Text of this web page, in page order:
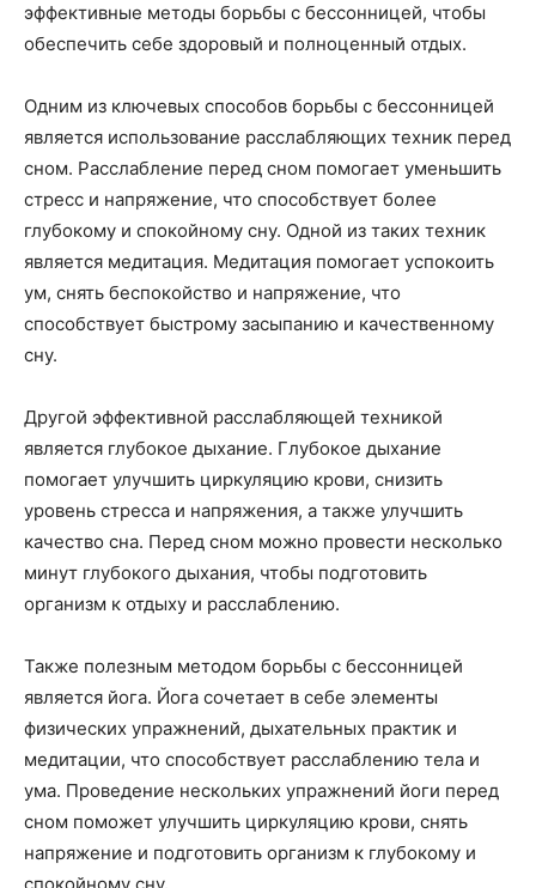
эффективные методы борьбы с бессонницей, чтобы
обеспечить себе здоровый и полноценный отдых.
Одним из ключевых способов борьбы с бессонницей
является использование расслабляющих техник перед
сном. Расслабление перед сном помогает уменьшить
стресс и напряжение, что способствует более
глубокому и спокойному сну. Одной из таких техник
является медитация. Медитация помогает успокоить
ум, снять беспокойство и напряжение, что
способствует быстрому засыпанию и качественному
сну.
Другой эффективной расслабляющей техникой
является глубокое дыхание. Глубокое дыхание
помогает улучшить циркуляцию крови, снизить
уровень стресса и напряжения, а также улучшить
качество сна. Перед сном можно провести несколько
минут глубокого дыхания, чтобы подготовить
организм к отдыху и расслаблению.
Также полезным методом борьбы с бессонницей
является йога. Йога сочетает в себе элементы
физических упражнений, дыхательных практик и
медитации, что способствует расслаблению тела и
ума. Проведение нескольких упражнений йоги перед
сном поможет улучшить циркуляцию крови, снять
напряжение и подготовить организм к глубокому и